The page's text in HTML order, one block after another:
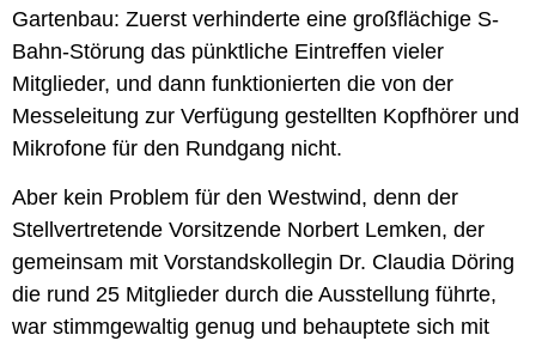
Gartenbau: Zuerst verhinderte eine großflächige S-
Bahn-Störung das pünktliche Eintreffen vieler
Mitglieder, und dann funktionierten die von der
Messeleitung zur Verfügung gestellten Kopfhörer und
Mikrofone für den Rundgang nicht.
Aber kein Problem für den Westwind, denn der
Stellvertretende Vorsitzende Norbert Lemken, der
gemeinsam mit Vorstandskollegin Dr. Claudia Döring
die rund 25 Mitglieder durch die Ausstellung führte,
war stimmgewaltig genug und behauptete sich mit